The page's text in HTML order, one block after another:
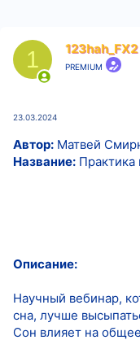
а
1 123hah_FX2
PREMIUM
23.03.2024
Автор: Матвей
Название: Практика
Описание:
Научный вебинар,
сна, лучше
Сон влияет на